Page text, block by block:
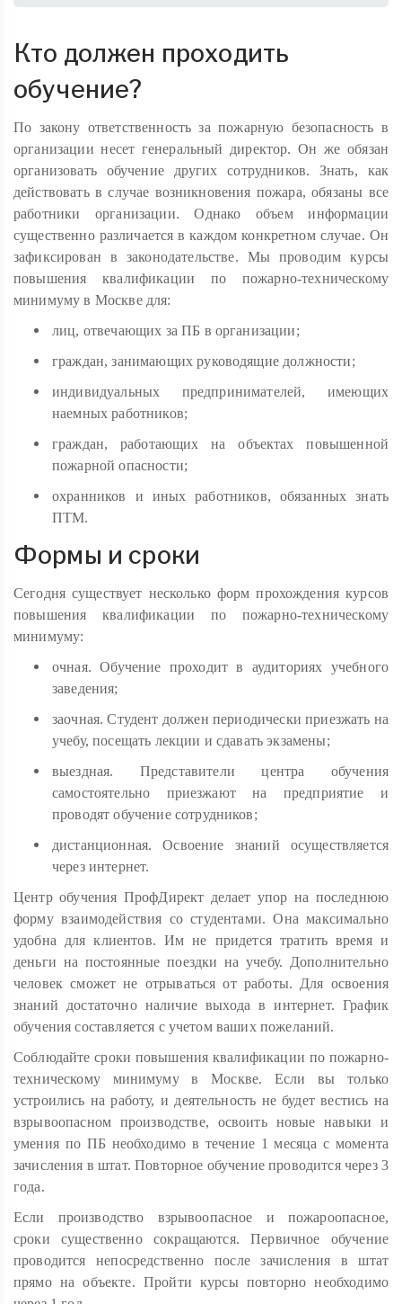
Кто должен проходить
обучение?
По закону ответственность за пожарную безопасность в
организации несет генеральный директор. Он же обязан
организовать обучение других сотрудников. Знать, как
действовать в случае возникновения пожара, обязаны все
работники организации. Однако объем информации
существенно различается в каждом конкретном случае. Он
зафиксирован в законодательстве. Мы проводим курсы
повышения квалификации по пожарно-техническому
минимуму в Москве для:
лиц, отвечающих за ПБ в организации;
граждан, занимающих руководящие должности;
индивидуальных предпринимателей, имеющих
наемных работников;
граждан, работающих на объектах повышенной
пожарной опасности;
охранников и иных работников, обязанных знать
ПТМ.
Формы и сроки
Сегодня существует несколько форм прохождения курсов
повышения квалификации по пожарно-техническому
минимуму:
очная. Обучение проходит в аудиториях учебного
заведения;
заочная. Студент должен периодически приезжать на
учебу, посещать лекции и сдавать экзамены;
выездная. Представители центра обучения
самостоятельно приезжают на предприятие и
проводят обучение сотрудников;
дистанционная. Освоение знаний осуществляется
через интернет.
Центр обучения ПрофДирект делает упор на последнюю
форму взаимодействия со студентами. Она максимально
удобна для клиентов. Им не придется тратить время и
деньги на постоянные поездки на учебу. Дополнительно
человек сможет не отрываться от работы. Для освоения
знаний достаточно наличие выхода в интернет. График
обучения составляется с учетом ваших пожеланий.
Соблюдайте сроки повышения квалификации по пожарно-
техническому минимуму в Москве. Если вы только
устроились на работу, и деятельность не будет вестись на
взрывоопасном производстве, освоить новые навыки и
умения по ПБ необходимо в течение 1 месяца с момента
зачисления в штат. Повторное обучение проводится через 3
года.
Если производство взрывоопасное и пожароопасное,
сроки существенно сокращаются. Первичное обучение
проводится непосредственно после зачисления в штат
прямо на объекте. Пройти курсы повторно необходимо